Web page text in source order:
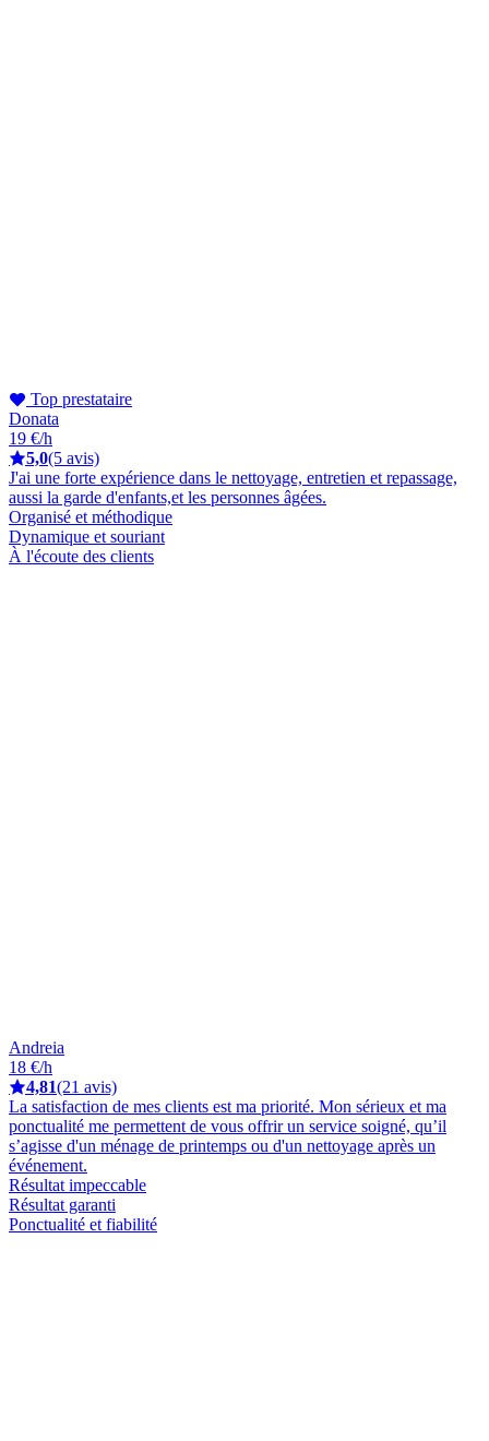
Top prestataire
Donata
19 €/h
5,0(5 avis)
J'ai une forte expérience dans le nettoyage, entretien et repassage,
aussi la garde d'enfants,et les personnes âgées.
Organisé et méthodique
Dynamique et souriant
À l'écoute des clients
Andreia
18 €/h
4,81(21 avis)
La satisfaction de mes clients est ma priorité. Mon sérieux et ma
ponctualité me permettent de vous offrir un service soigné, qu’il
s’agisse d'un ménage de printemps ou d'un nettoyage après un
événement.
Résultat impeccable
Résultat garanti
Ponctualité et fiabilité